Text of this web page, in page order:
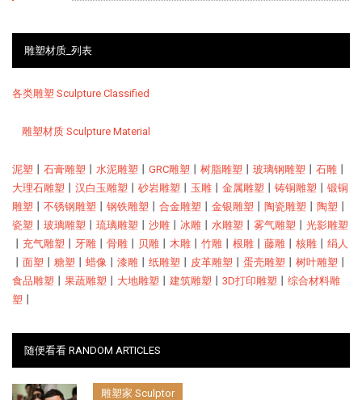
雕塑材质_列表
各类雕塑 Sculpture Classified
雕塑材质 Sculpture Material
泥塑 丨 石膏雕塑 丨 水泥雕塑 丨 GRC雕塑 丨 树脂雕塑 丨 玻璃钢雕塑 丨 石雕 丨
大理石雕塑 丨 汉白玉雕塑 丨 砂岩雕塑 丨 玉雕 丨 金属雕塑 丨 铸铜雕塑 丨 锻铜
雕塑 丨 不锈钢雕塑 丨 钢铁雕塑 丨 合金雕塑 丨 金银雕塑 丨 陶瓷雕塑 丨 陶塑 丨
瓷塑 丨 玻璃雕塑 丨 琉璃雕塑 丨 沙雕 丨 冰雕 丨 水雕塑 丨 雾气雕塑 丨 光影雕塑
丨 充气雕塑 丨 牙雕 丨 骨雕 丨 贝雕 丨 木雕 丨 竹雕 丨 根雕 丨 藤雕 丨 核雕 丨 绢人
丨 面塑 丨 糖塑 丨 蜡像 丨 漆雕 丨 纸雕塑 丨 皮革雕塑 丨 蛋壳雕塑 丨 树叶雕塑 丨
食品雕塑 丨 果蔬雕塑 丨 大地雕塑 丨 建筑雕塑 丨 3D打印雕塑 丨 综合材料雕
塑 丨
随便看看 RANDOM ARTICLES
雕塑家 Sculptor